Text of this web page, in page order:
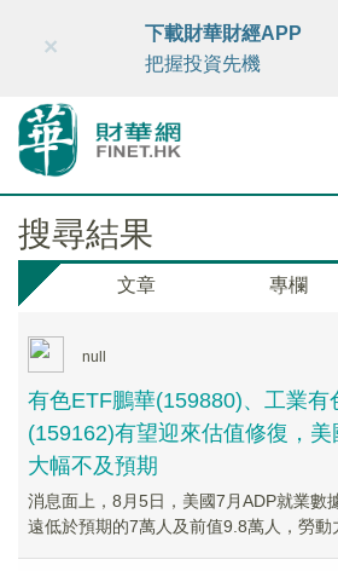
財華智庫網 FINTV FINMETA
×
下載財華財經APP
把握投資先機
搜尋結果
文章 專欄
null
有色ETF鵬華(159880)、工業有
(159162)有望迎來估值修復，
大幅不及預期
消息面上，8月5日，美國7月ADP就業數
遠低於預期的7萬人及前值9.8萬人，勞動